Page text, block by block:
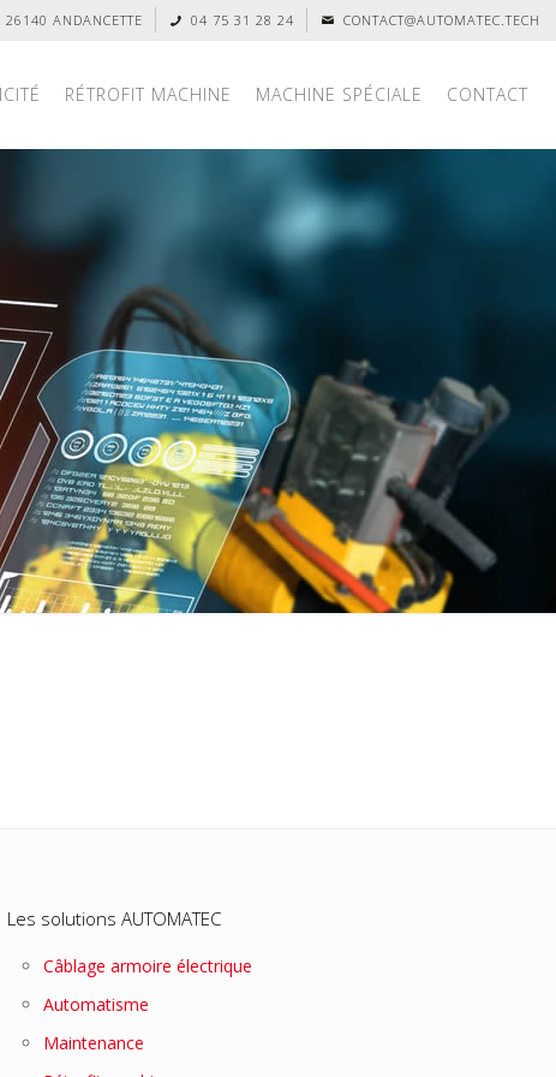
26140 ANDANCETTE 04 75 31 28 24 CONTACT@AUTOMATEC.TECH
RÉTROFIT MACHINE MACHINE SPÉCIALE CONTACT
Les solutions AUTOMATEC
Câblage armoire électrique
Automatisme
Maintenance